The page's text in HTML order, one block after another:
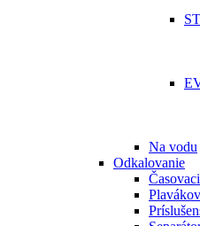
Na vodu
Odkalovanie